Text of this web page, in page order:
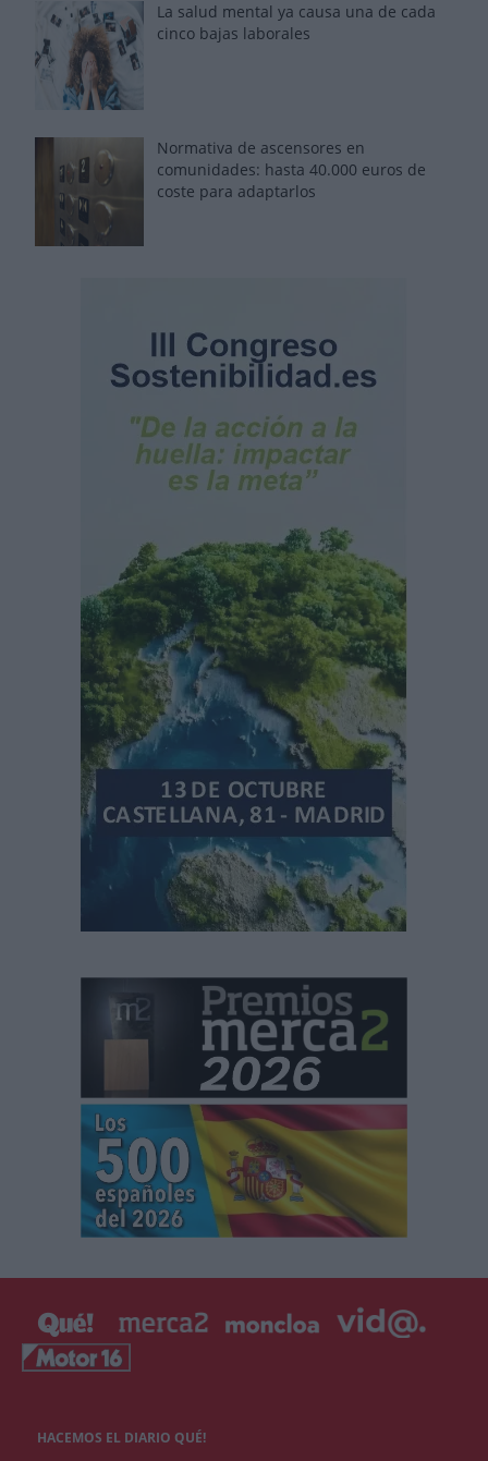
La salud mental ya causa una de cada
cinco bajas laborales
Normativa de ascensores en
comunidades: hasta 40.000 euros de
coste para adaptarlos
HACEMOS EL DIARIO QUÉ!